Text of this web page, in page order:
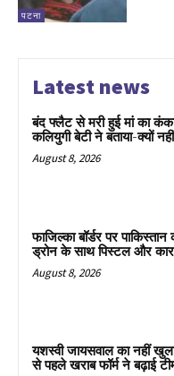
पटना
Latest news
बंद फ्लैट से मरी हुई मां का
कलियुगी बेटी ने बताया-क्यों
August 8, 2026
फाजिल्का बॉर्डर पर
ड्रोन के साथ पिस्टल और
August 8, 2026
यशस्वी जायसवाल का नहीं
से पहले खराब फॉर्म ने बढ़ाई